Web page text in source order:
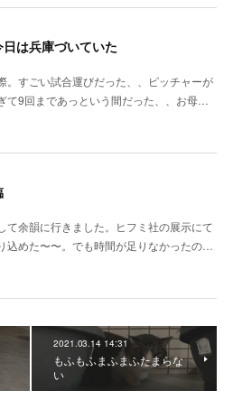
は兵庫づいていた
。すごい試合運びだった、、ピッチャーが
て9回まであっという間だった、、お母…
て余韻に行きました。ヒフミ社の展示にて
込めた〜〜。でも時間が足りなかったの…
2021.03.14 14:31
もふもふまふまふたまらな
い